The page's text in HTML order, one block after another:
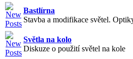
Bastlírna
Stavba a modifikace světel.
Světla na kolo
Diskuze o použití světel na kole